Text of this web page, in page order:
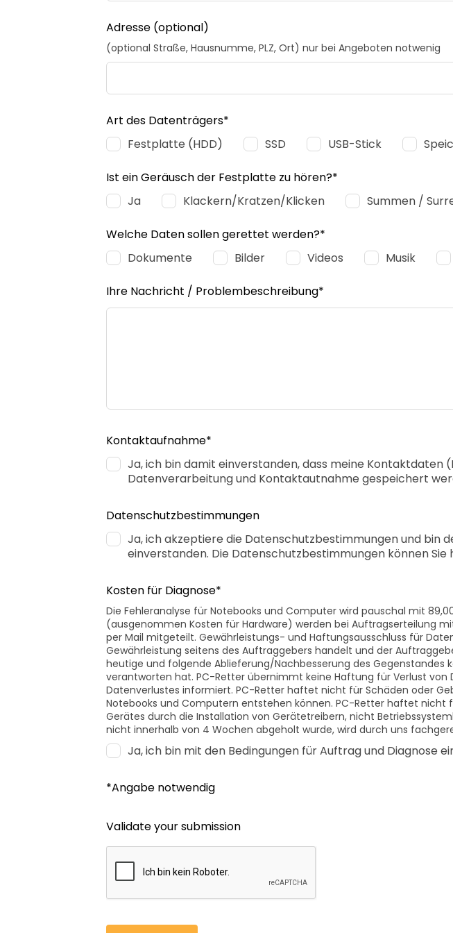
Adresse (optional)
(optional Straße, Hausnumme, PLZ, Ort) nur bei Angeboten notwenig
Art des Datenträgers*
Festplatte (HDD)
SSD USB-Stick
Ist ein Geräusch der Festplatte zu hören?*
Ja
Klackern/Kratzen/Klicken Summen /
Welche Daten sollen gerettet werden?*
Dokumente
Bilder Videos Musik
Ihre Nachricht / Problembeschreibung*
Kontaktaufnahme*
Ja, ich bin damit einverstanden, dass meine Kontaktdaten
Datenverarbeitung und Kontaktautnahme gespeichert
Datenschutzbestimmungen
Ja, ich akzeptiere die Datenschutzbestimmungen und bin
einverstanden. Die Datenschutzbestimmungen können Sie
Kosten für Diagnose*
Die Fehleranalyse für Notebooks und Computer wird pauschal mit
(ausgenommen Kosten für Hardware) werden bei Auftragserteilung
per Mail mitgeteilt. Gewährleistungs- und Haftungsausschluss für
Gewährleistung seitens des Auftraggebers handelt und der
heutige und folgende Ablieferung/Nachbesserung des Gegenstandes
verantworten hat. PC-Retter übernimmt keine Haftung für Verlust von
Datenverlustes informiert. PC-Retter haftet nicht für Schäden oder
Notebooks und Computern entstehen können. PC-Retter haftet
Gerätes durch die Installation von Gerätetreibern, nicht
nicht innerhalb von 4 Wochen abgeholt wurde, wird durch uns
Ja, ich bin mit den Bedingungen für Auftrag und Diagnose
*Angabe notwendig
Validate your submission